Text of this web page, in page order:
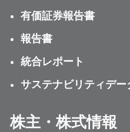
有価証券報告書
報告書
統合レポート
サステナビリティデー
株主・株式情報